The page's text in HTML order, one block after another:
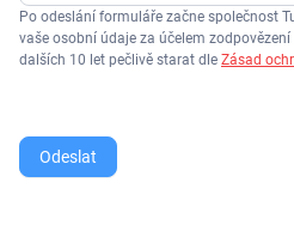
Po odeslání formuláře začne společnost
vaše osobní údaje za účelem
dalších 10 let pečlivě starat dle Zásad